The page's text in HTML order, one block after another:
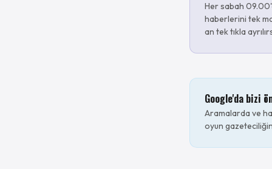
Her sabah
haberlerini tek
an tek tıkla
Google'da bizi
Aramalarda ve
oyun